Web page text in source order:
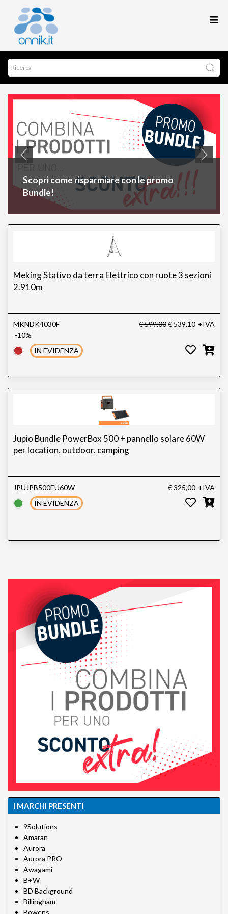
Scopri come risparmiare con le promo
Bundle!
Meking Stativo da terra Elettrico con ruote 3 sezioni
2.910m
MKNDK4030F
-10%
€ 599,00€ 539,10 +IVA
IN EVIDENZA
Jupio Bundle PowerBox 500 + pannello solare 60W
per location, outdoor, camping
JPUJPB500EU60W € 325,00 +IVA
IN EVIDENZA
I MARCHI PRESENTI
9Solutions
Amaran
Aurora
Aurora PRO
Awagami
B+W
BD Background
Billingham